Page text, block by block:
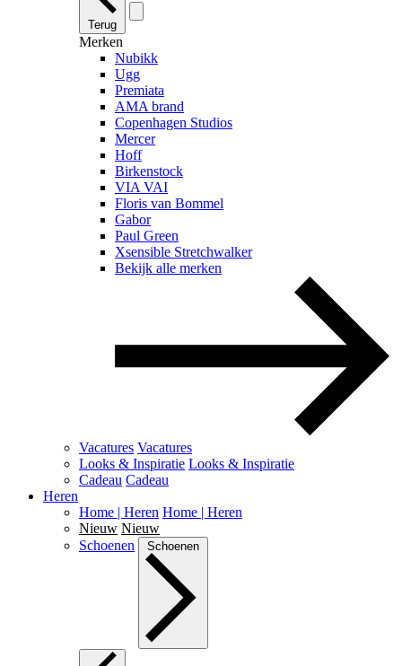
Terug
Merken
Nubikk
Ugg
Premiata
AMA brand
Copenhagen Studios
Mercer
Hoff
Birkenstock
VIA VAI
Floris van Bommel
Gabor
Paul Green
Xsensible Stretchwalker
Bekijk alle merken
Vacatures Vacatures
Looks & Inspiratie Looks & Inspiratie
Cadeau Cadeau
Heren
Home | Heren Home | Heren
Nieuw Nieuw
Schoenen
Schoenen